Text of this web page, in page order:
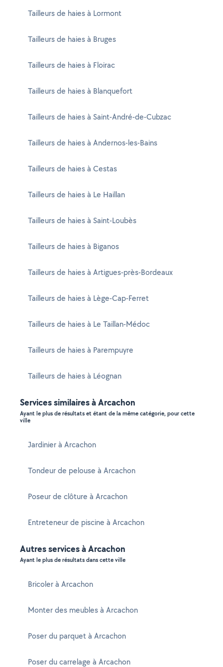
Tailleurs de haies à Lormont
Tailleurs de haies à Bruges
Tailleurs de haies à Floirac
Tailleurs de haies à Blanquefort
Tailleurs de haies à Saint-André-de-Cubzac
Tailleurs de haies à Andernos-les-Bains
Tailleurs de haies à Cestas
Tailleurs de haies à Le Haillan
Tailleurs de haies à Saint-Loubès
Tailleurs de haies à Biganos
Tailleurs de haies à Artigues-près-Bordeaux
Tailleurs de haies à Lège-Cap-Ferret
Tailleurs de haies à Le Taillan-Médoc
Tailleurs de haies à Parempuyre
Tailleurs de haies à Léognan
Services similaires à Arcachon
Ayant le plus de résultats et étant de la même catégorie, pour cette
ville
Jardinier à Arcachon
Tondeur de pelouse à Arcachon
Poseur de clôture à Arcachon
Entreteneur de piscine à Arcachon
Autres services à Arcachon
Ayant le plus de résultats dans cette ville
Bricoler à Arcachon
Monter des meubles à Arcachon
Poser du parquet à Arcachon
Poser du carrelage à Arcachon